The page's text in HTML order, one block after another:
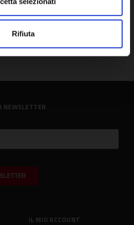
Rifiuta
IL MIO ACCOUNT
NEWSLETTER